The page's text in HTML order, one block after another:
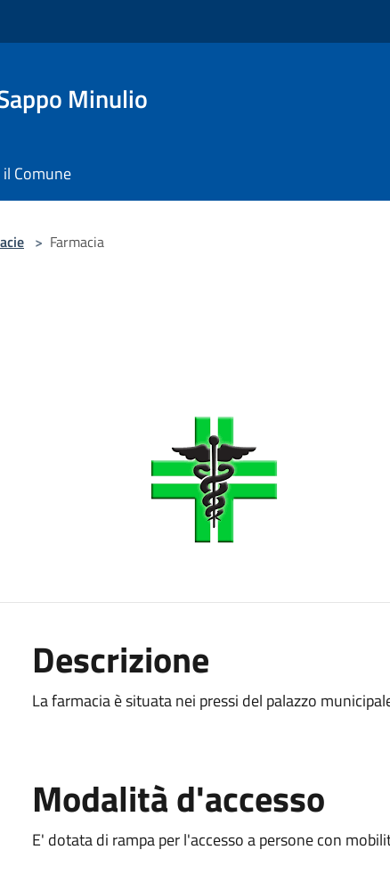
Minulio
Comune
> Farmacia
Descrizione
La farmacia è situata nei pressi del palazzo
Modalità d'accesso
E' dotata di rampa per l'accesso a persone con